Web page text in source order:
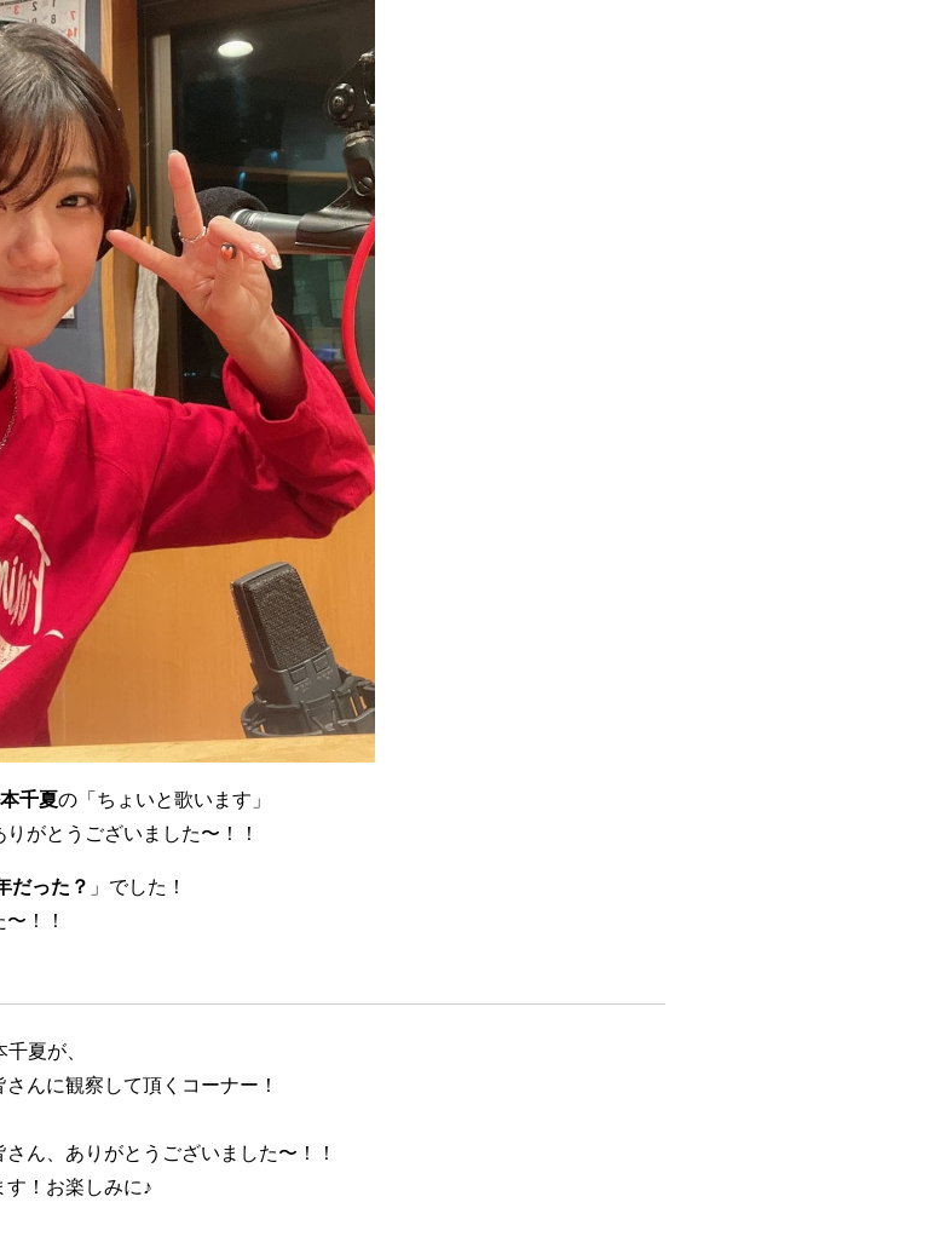
千夏の「ちょいと歌います」
がとうございました〜！！
だった？ 」でした！
！！
夏が、
んに観察して頂くコーナー！
ん、ありがとうございました〜！！
！お楽しみに♪